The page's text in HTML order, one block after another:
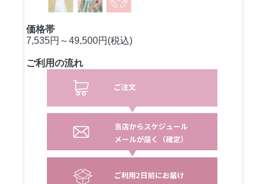
価格帯
7,535円～49,500円(税込)
ご利用の流れ